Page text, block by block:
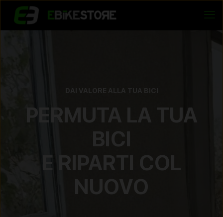
DAI VALORE ALLA TUA BICI
PERMUTA LA TUA
BICI
E RIPARTI COL
NUOVO